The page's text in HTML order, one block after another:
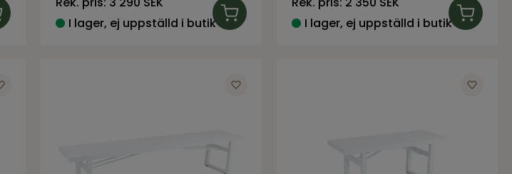
I lager, ej uppställd i butik
I lager, ej uppställd i butik